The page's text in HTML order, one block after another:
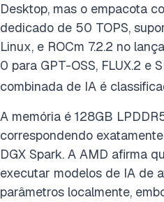
Desktop, mas o empacota
dedicado de 50 TOPS,
Linux, e ROCm 7.2.2 no
0 para GPT-OSS, FLUX.2 e
combinada de IA é
A memória é 128GB
correspondendo
DGX Spark. A AMD afirma
executar modelos de IA de
parâmetros localmente,